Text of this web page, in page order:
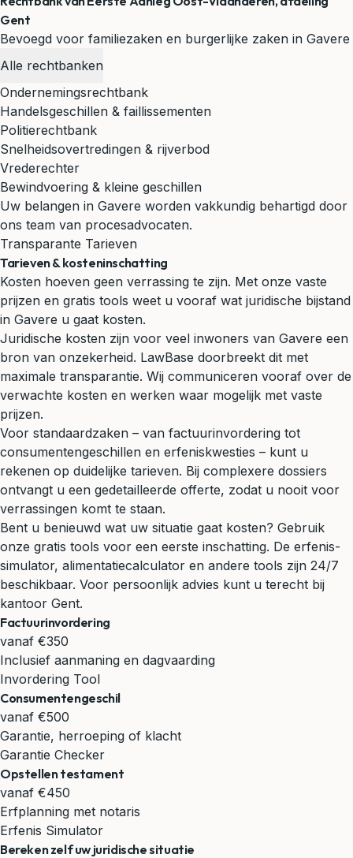
Gent
Bevoegd voor familiezaken en burgerlijke zaken in Gavere
Alle rechtbanken
Ondernemingsrechtbank
Handelsgeschillen & faillissementen
Politierechtbank
Snelheidsovertredingen & rijverbod
Vrederechter
Bewindvoering & kleine geschillen
Uw belangen in Gavere worden vakkundig behartigd door
ons team van procesadvocaten.
Transparante Tarieven
Tarieven & kosteninschatting
Kosten hoeven geen verrassing te zijn. Met onze vaste
prijzen en gratis tools weet u vooraf wat juridische bijstand
in Gavere u gaat kosten.
Juridische kosten zijn voor veel inwoners van Gavere een
bron van onzekerheid. LawBase doorbreekt dit met
maximale transparantie. Wij communiceren vooraf over de
verwachte kosten en werken waar mogelijk met vaste
prijzen.
Voor standaardzaken – van factuurinvordering tot
consumentengeschillen en erfeniskwesties – kunt u
rekenen op duidelijke tarieven. Bij complexere dossiers
ontvangt u een gedetailleerde offerte, zodat u nooit voor
verrassingen komt te staan.
Bent u benieuwd wat uw situatie gaat kosten? Gebruik
onze gratis tools voor een eerste inschatting. De erfenis-
simulator, alimentatiecalculator en andere tools zijn 24/7
beschikbaar. Voor persoonlijk advies kunt u terecht bij
kantoor Gent.
Factuurinvordering
vanaf €350
Inclusief aanmaning en dagvaarding
Invordering Tool
Consumentengeschil
vanaf €500
Garantie, herroeping of klacht
Garantie Checker
Opstellen testament
vanaf €450
Erfplanning met notaris
Erfenis Simulator
Bereken zelf uw juridische situatie